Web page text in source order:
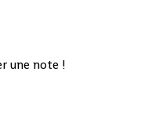
au 18
11
internationale que nous
une note !